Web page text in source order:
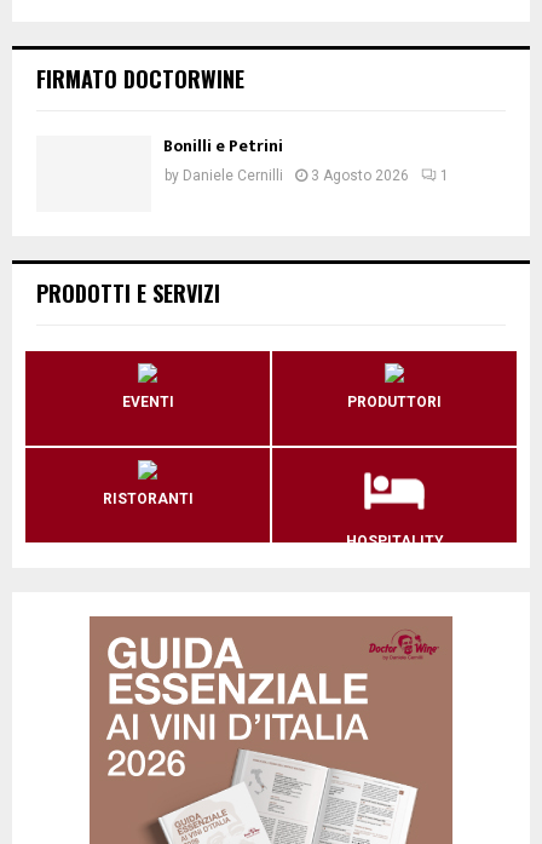
FIRMATO DOCTORWINE
Bonilli e Petrini
by Daniele Cernilli 3 Agosto 2026 1
PRODOTTI E SERVIZI
EVENTI PRODUTTORI
RISTORANTI
HOSPITALITY